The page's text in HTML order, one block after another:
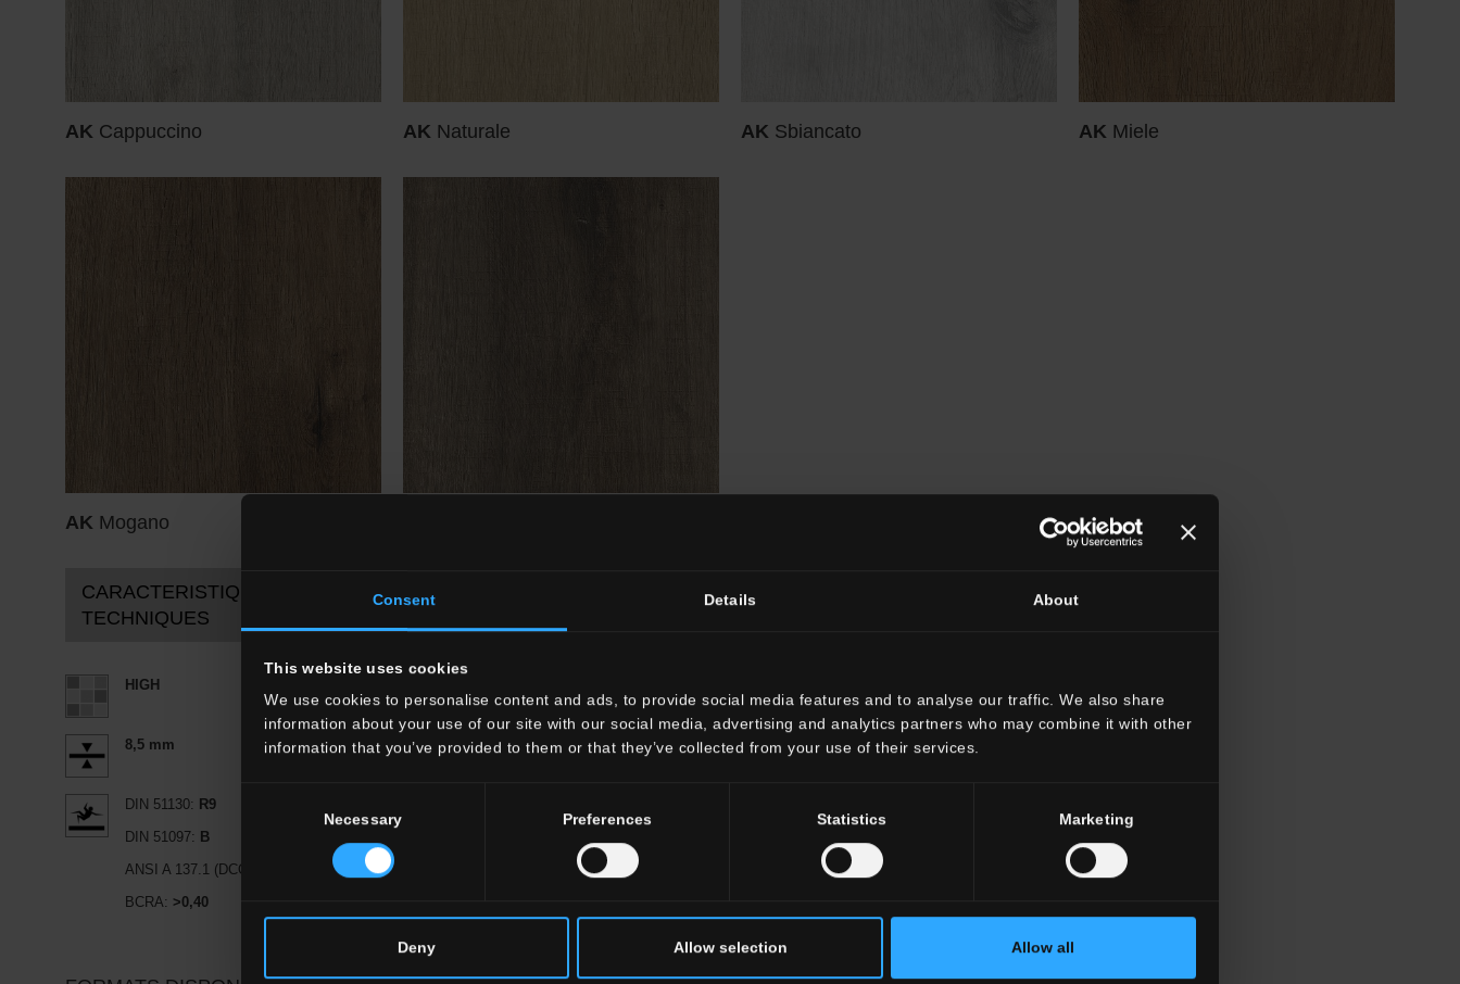
Consent Details About
This website uses cookies
We use cookies to personalise content and ads, to provide social media features and to analyse our traffic. We also share
information about your use of our site with our social media, advertising and analytics partners who may combine it with other
information that you’ve provided to them or that they’ve collected from your use of their services.
Necessary Preferences Statistics Marketing
Deny Allow selection Allow all
AK Cappuccino AK Naturale AK Sbiancato AK Miele
AK Mogano
CARACTERISTIQUES
TECHNIQUES
HIGH
8,5 mm
DIN 51130: R9
DIN 51097: B
ANSI A 137.1 (DCOF):
BCRA: >0,40